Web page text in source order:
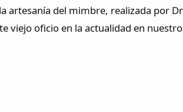
artesanía del mimbre, realizada por
viejo oficio en la actualidad en